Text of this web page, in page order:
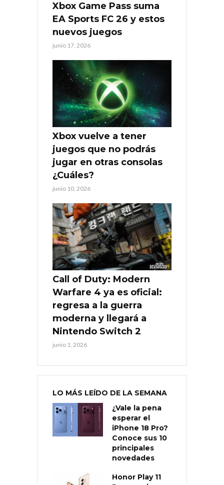
Xbox Game Pass suma
EA Sports FC 26 y estos
nuevos juegos
junio 17, 2026
Xbox vuelve a tener
juegos que no podrás
jugar en otras consolas
¿Cuáles?
junio 10, 2026
Call of Duty: Modern
Warfare 4 ya es oficial:
regresa a la guerra
moderna y llegará a
Nintendo Switch 2
junio 1, 2026
LO MÁS LEÍDO DE LA SEMANA
¿Vale la pena
esperar el
iPhone 18 Pro?
Conoce sus 10
principales
novedades
Honor Play 11